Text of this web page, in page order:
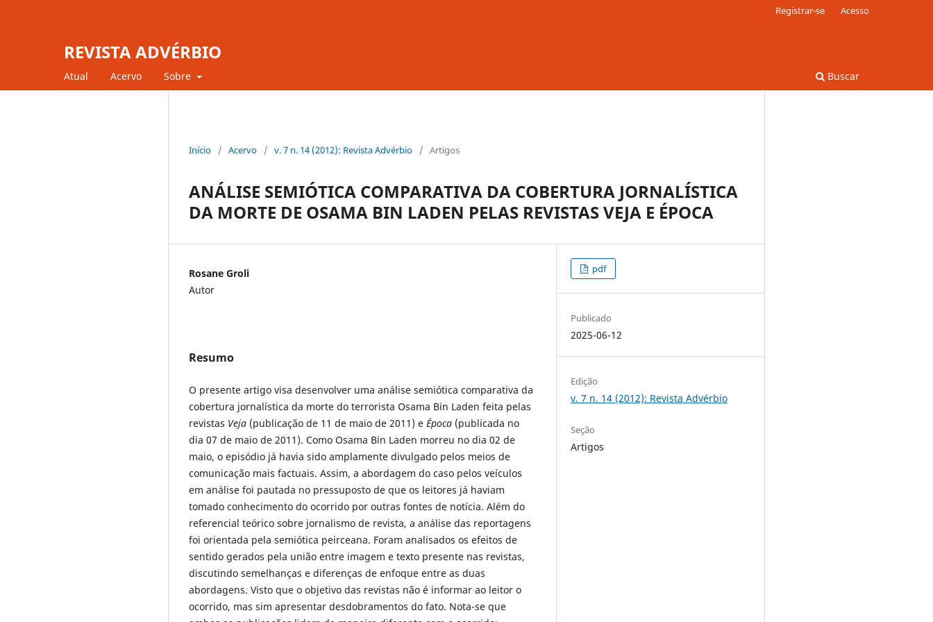
REVISTA ADVÉRBIO
Atual Acervo Sobre Buscar
Registrar-se Acesso
Início / Acervo / v. 7 n. 14 (2012): Revista Advérbio / Artigos
ANÁLISE SEMIÓTICA COMPARATIVA DA COBERTURA JORNALÍSTICA
DA MORTE DE OSAMA BIN LADEN PELAS REVISTAS VEJA E ÉPOCA
Rosane Groli
Autor
Resumo
O presente artigo visa desenvolver uma análise semiótica comparativa da
cobertura jornalística da morte do terrorista Osama Bin Laden feita pelas
revistas Veja (publicação de 11 de maio de 2011) e Época (publicada no
dia 07 de maio de 2011). Como Osama Bin Laden morreu no dia 02 de
maio, o episódio já havia sido amplamente divulgado pelos meios de
comunicação mais factuais. Assim, a abordagem do caso pelos veículos
em análise foi pautada no pressuposto de que os leitores já haviam
tomado conhecimento do ocorrido por outras fontes de notícia. Além do
referencial teórico sobre jornalismo de revista, a análise das reportagens
foi orientada pela semiótica peirceana. Foram analisados os efeitos de
sentido gerados pela união entre imagem e texto presente nas revistas,
discutindo semelhanças e diferenças de enfoque entre as duas
abordagens. Visto que o objetivo das revistas não é informar ao leitor o
ocorrido, mas sim apresentar desdobramentos do fato. Nota-se que
pdf
Publicado
2025-06-12
Edição
v. 7 n. 14 (2012): Revista Advérbio
Seção
Artigos